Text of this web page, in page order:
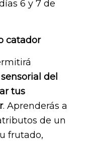
6 y 7 de
catador
del
tus
. Aprenderás a
de un
frutado,